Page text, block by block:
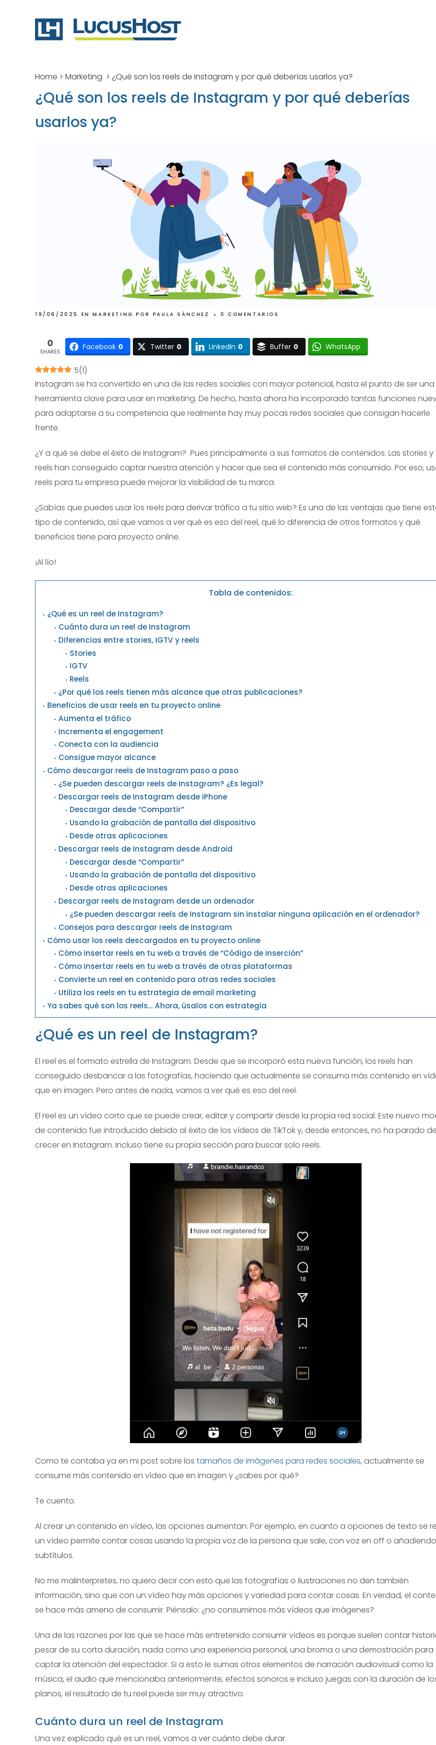
Home > Marketing > ¿Qué son los reels de Instagram y por qué deberías usarlos ya?
¿Qué son los reels de Instagram y por qué deberías
usarlos ya?
19/06/2025 ENMARKETING POR PAULA SÁNCHEZ 0 COMENTARIOS
0
SHARES Facebook 0 Twitter 0 LinkedIn 0 Buffer 0 WhatsApp
5(1)
Instagram se ha convertido en una de las redes sociales con mayor potencial, hasta el punto de ser una
herramienta clave para usar en marketing. De hecho, hasta ahora ha incorporado tantas funciones
para adaptarse a su competencia que realmente hay muy pocas redes sociales que consigan hacerle
frente.
¿Y a qué se debe el éxito de Instagram? Pues principalmente a sus formatos de contenidos. Las stories y
reels han conseguido captar nuestra atención y hacer que sea el contenido más consumido. Por eso,
reels para tu empresa puede mejorar la visibilidad de tu marca.
¿Sabías que puedes usar los reels para derivar tráfico a tu sitio web? Es una de las ventajas que tiene
tipo de contenido, así que vamos a ver qué es eso del reel, qué lo diferencia de otros formatos y qué
beneficios tiene para proyecto online.
¡Al lío!
Tabla de contenidos:
¿Qué es un reel de Instagram?
Cuánto dura un reel de Instagram
Diferencias entre stories, IGTV y reels
Stories
IGTV
Reels
¿Por qué los reels tienen más alcance que otras publicaciones?
Beneficios de usar reels en tu proyecto online
Aumenta el tráfico
Incrementa el engagement
Conecta con la audiencia
Consigue mayor alcance
Cómo descargar reels de Instagram paso a paso
¿Se pueden descargar reels de Instagram? ¿Es legal?
Descargar reels de Instagram desde iPhone
Descargar desde “Compartir”
Usando la grabación de pantalla del dispositivo
Desde otras aplicaciones
Descargar reels de Instagram desde Android
Descargar desde “Compartir”
Usando la grabación de pantalla del dispositivo
Desde otras aplicaciones
Descargar reels de Instagram desde un ordenador
¿Se pueden descargar reels de Instagram sin instalar ninguna aplicación en el ordenador?
Consejos para descargar reels de Instagram
Cómo usar los reels descargados en tu proyecto online
Cómo insertar reels en tu web a través de “Código de inserción”
Cómo insertar reels en tu web a través de otras plataformas
Convierte un reel en contenido para otras redes sociales
Utiliza los reels en tu estrategia de email marketing
Ya sabes qué son los reels… Ahora, úsalos con estrategia
¿Qué es un reel de Instagram?
El reel es el formato estrella de Instagram. Desde que se incorporó esta nueva función, los reels han
conseguido desbancar a las fotografías, haciendo que actualmente se consuma más contenido en
que en imagen. Pero antes de nada, vamos a ver qué es eso del reel.
El reel es un vídeo corto que se puede crear, editar y compartir desde la propia red social. Este nuevo
de contenido fue introducido debido al éxito de los vídeos de TikTok y, desde entonces, no ha parado
crecer en Instagram. Incluso tiene su propia sección para buscar solo reels.
Como te contaba ya en mi post sobre los tamaños de imágenes para redes sociales, actualmente se
consume más contenido en vídeo que en imagen y ¿sabes por qué?
Te cuento.
Al crear un contenido en vídeo, las opciones aumentan. Por ejemplo, en cuanto a opciones de texto se
un vídeo permite contar cosas usando la propia voz de la persona que sale, con voz en off o añadiendo
subtítulos.
No me malinterpretes, no quiero decir con esto que las fotografías o ilustraciones no den también
información, sino que con un vídeo hay más opciones y variedad para contar cosas. En verdad, el
se hace más ameno de consumir. Piénsalo: ¿no consumimos más vídeos que imágenes?
Una de las razones por las que se hace más entretenido consumir vídeos es porque suelen contar
pesar de su corta duración, nada como una experiencia personal, una broma o una demostración para
captar la atención del espectador. Si a esto le sumas otros elementos de narración audiovisual como la
música, el audio que mencionaba anteriormente, efectos sonoros e incluso juegas con la duración de
planos, el resultado de tu reel puede ser muy atractivo.
Cuánto dura un reel de Instagram
Una vez explicado qué es un reel, vamos a ver cuánto debe durar.